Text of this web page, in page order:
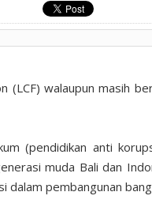
(LCF) walaupun masih
(pendidikan anti
muda Bali dan
dalam pembangunan